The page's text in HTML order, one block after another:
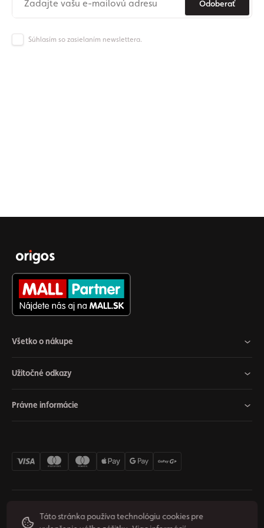
Odoberať
Súhlasím so zasielaním newslettera.
Všetko o nákupe
Užitočné odkazy
Právne informácie
Nastavenia cookies Odstúpiť od zmluvy
Súkromie
Táto stránka používa technológiu cookies pre